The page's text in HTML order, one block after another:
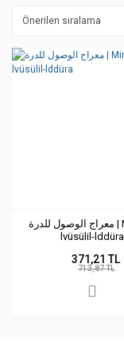
معراج الوصول للدرة | Miracü-
lvüsülil-lddüra
371,21 TL
713,87 TL